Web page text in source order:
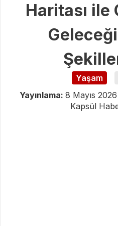
Haritası ile
Yaşam
Yayınlama: 8 Mayıs
Kapsül